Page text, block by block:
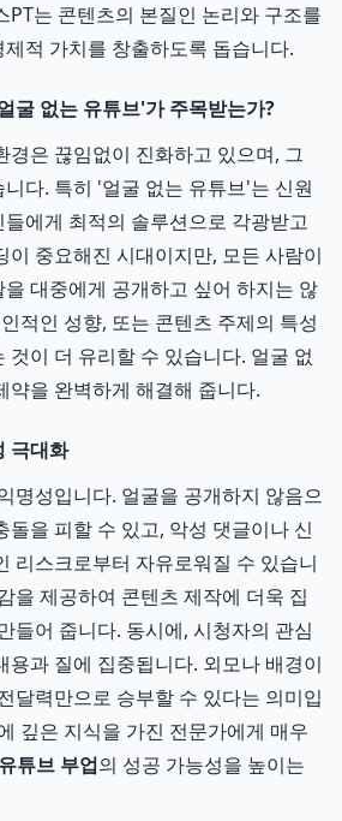
PT는 콘텐츠의 본질인 논리와 구조를
적 가치를 창출하도록 돕습니다.
굴 없는 유튜브'가 주목받는가?
경은 끊임없이 진화하고 있으며, 그
다. 특히 '얼굴 없는 유튜브'는 신원
에게 최적의 솔루션으로 각광받고
이 중요해진 시대이지만, 모든 사람이
대중에게 공개하고 싶어 하지는 않
적인 성향, 또는 콘텐츠 주제의 특성
것이 더 유리할 수 있습니다. 얼굴 없
약을 완벽하게 해결해 줍니다.
극대화
명성입니다. 얼굴을 공개하지 않음으
돌을 피할 수 있고, 악성 댓글이나 신
리스크로부터 자유로워질 수 있습니
을 제공하여 콘텐츠 제작에 더욱 집
들어 줍니다. 동시에, 시청자의 관심
용과 질에 집중됩니다. 외모나 배경이
달력만으로 승부할 수 있다는 의미입
깊은 지식을 가진 전문가에게 매우
튜브 부업의 성공 가능성을 높이는